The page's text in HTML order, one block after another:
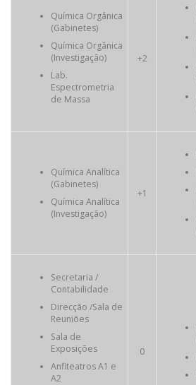
Química Orgânica
(Gabinetes)
Química Orgânica
(Investigação)
Lab.
Espectrometria
de Massa
+2
Química Analítica
(Gabinetes)
Química Analítica
(Investigação)
+1
Secretaria /
Contabilidade
Direcção /Sala de
Reuniões
Sala de
Exposições
Anfiteatros A1 e
A2
0